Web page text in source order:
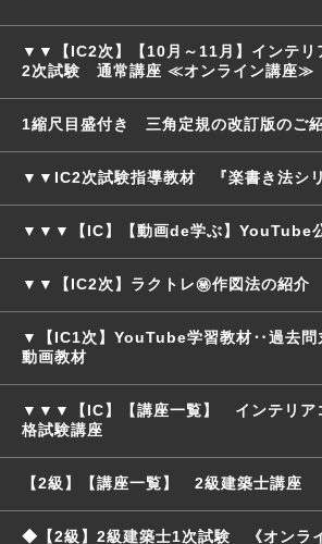
▼▼【IC2次】【10月～11月】インテリ
2次試験 通常講座 ≪オンライン講座≫
1縮尺目盛付き 三角定規の改訂版のご
▼▼IC2次試験指導教材 『楽書き法シリ
▼▼▼【IC】【動画de学ぶ】YouTube
▼▼【IC2次】ラクトレ㊙作図法の紹介
▼【IC1次】YouTube学習教材‥過去問
動画教材
▼▼▼【IC】【講座一覧】 インテリア
格試験講座
【2級】【講座一覧】 2級建築士講座
◆【2級】2級建築士1次試験 《オンラ